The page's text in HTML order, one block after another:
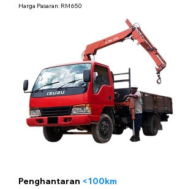
Harga Pasaran: RM650
Penghantaran <100km